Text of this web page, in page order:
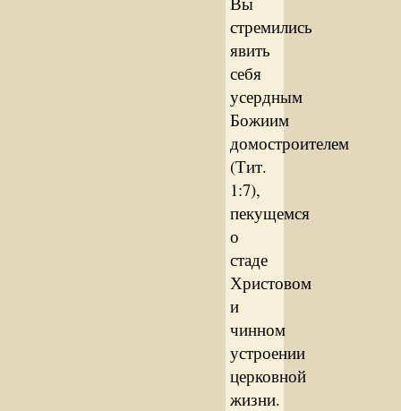
стремились
явить
себя
усердным
Божиим
домостроителем
(Тит.
1:7),
пекущемся
о
стаде
Христовом
и
чинном
устроении
церковной
жизни.